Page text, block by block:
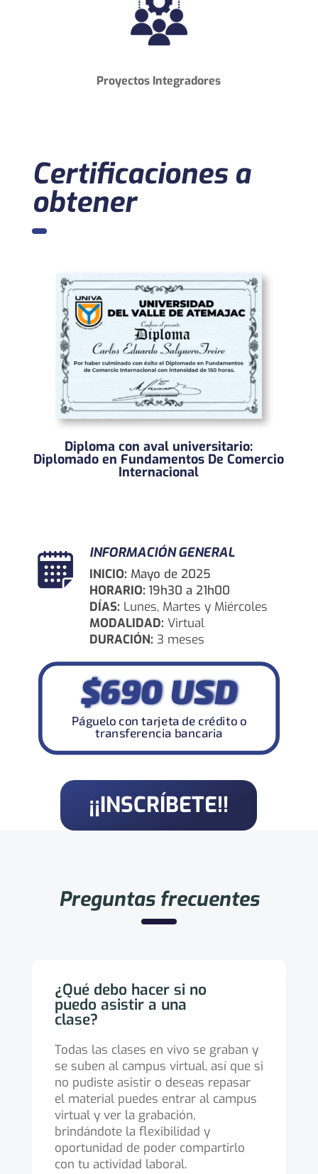
Proyectos Integradores
Certificaciones a
obtener
Diploma con aval universitario:
Diplomado en Fundamentos De Comercio
Internacional
INFORMACIÓN GENERAL
INICIO: Mayo de 2025
HORARIO: 19h30 a 21h00
DÍAS: Lunes, Martes y Miércoles
MODALIDAD: Virtual
DURACIÓN: 3 meses
$690 USD
Páguelo con tarjeta de crédito o
transferencia bancaria
¡¡INSCRÍBETE!!
Preguntas frecuentes
¿Qué debo hacer si no
puedo asistir a una
clase?
Todas las clases en vivo se graban y
se suben al campus virtual, así que si
no pudiste asistir o deseas repasar
el material puedes entrar al campus
virtual y ver la grabación,
brindándote la flexibilidad y
oportunidad de poder compartirlo
con tu actividad laboral.